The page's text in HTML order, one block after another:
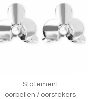
Statement
oorbellen / oorstekers